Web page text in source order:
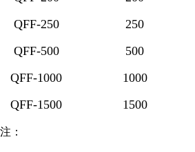
QFF-250
250
QFF-500
500
QFF-1000
1000
QFF-1500
1500
注：